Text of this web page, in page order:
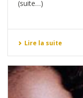
(suite…)
Lire la suite